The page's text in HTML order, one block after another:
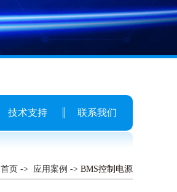
技术支持 联系我们
首页 -> 应用案例 -> BMS控制电源